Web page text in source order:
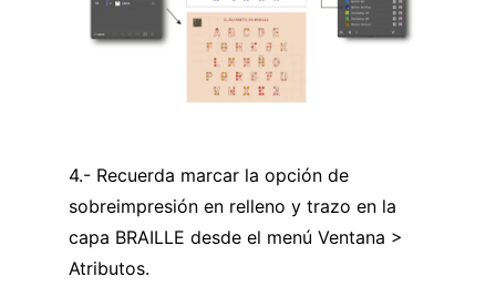
4.- Recuerda marcar la opción de
sobreimpresión en relleno y trazo en la
capa BRAILLE desde el menú Ventana >
Atributos.